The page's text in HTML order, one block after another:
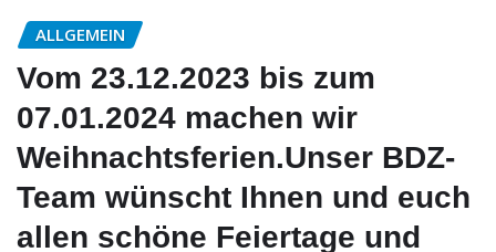
ALLGEMEIN
Vom 23.12.2023 bis zum
07.01.2024 machen wir
Weihnachtsferien.Unser BDZ-
Team wünscht Ihnen und euch
allen schöne Feiertage und